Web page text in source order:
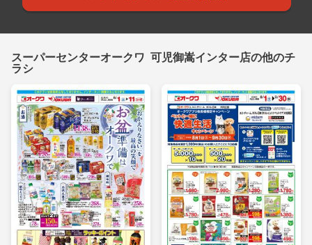
スーパーセンターオークワ 可児御嵩インター店の他のチ
ラシ